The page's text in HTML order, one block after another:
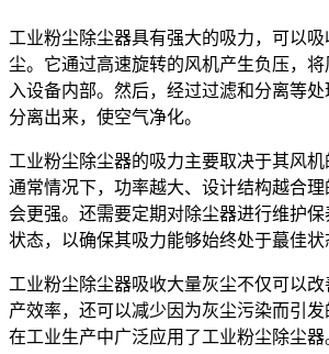
工业粉尘除尘器具有强大的吸力，可以
尘。它通过高速旋转的风机产生负压，
入设备内部。然后，经过过滤和分离等
分离出来，使空气净化。
工业粉尘除尘器的吸力主要取决于其风机
通常情况下，功率越大、设计结构越合
会更强。还需要定期对除尘器进行维护
状态，以确保其吸力能够始终处于蕞佳状
工业粉尘除尘器吸收大量灰尘不仅可以
产效率，还可以减少因为灰尘污染而引发
在工业生产中广泛应用了工业粉尘除尘器